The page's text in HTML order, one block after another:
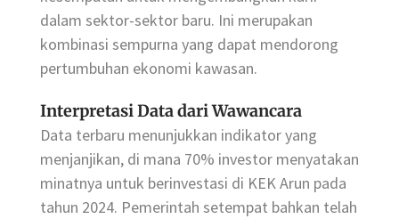
dalam sektor-sektor baru. Ini merupakan
kombinasi sempurna yang dapat mendorong
pertumbuhan ekonomi kawasan.
Interpretasi Data dari Wawancara
Data terbaru menunjukkan indikator yang
menjanjikan, di mana 70% investor menyatakan
minatnya untuk berinvestasi di KEK Arun pada
tahun 2024. Pemerintah setempat bahkan telah